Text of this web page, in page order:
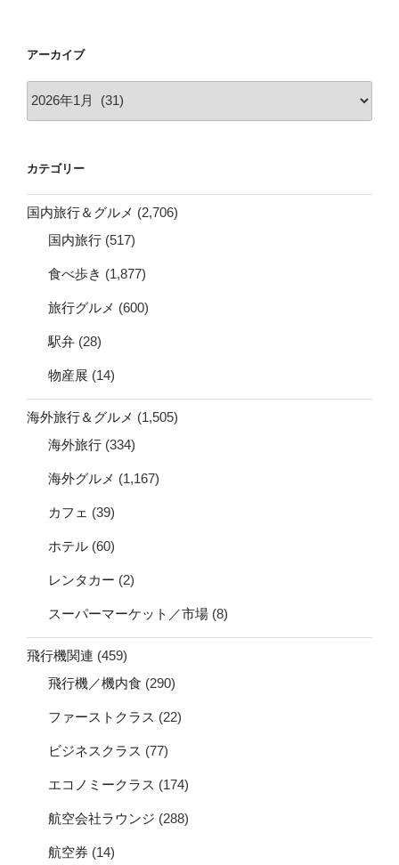
アーカイブ
ブ
カテゴリー
国内旅行＆グルメ (2,706)
国内旅行 (517)
食べ歩き (1,877)
旅行グルメ (600)
駅弁 (28)
物産展 (14)
海外旅行＆グルメ (1,505)
海外旅行 (334)
海外グルメ (1,167)
カフェ (39)
ホテル (60)
レンタカー (2)
スーパーマーケット／市場 (8)
飛行機関連 (459)
飛行機／機内食 (290)
ファーストクラス (22)
ビジネスクラス (77)
エコノミークラス (174)
航空会社ラウンジ (288)
航空券 (14)